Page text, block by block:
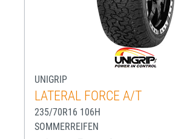
UNIGRIP
LATERAL FORCE A/T
235/70R16 106H
SOMMERREIFEN